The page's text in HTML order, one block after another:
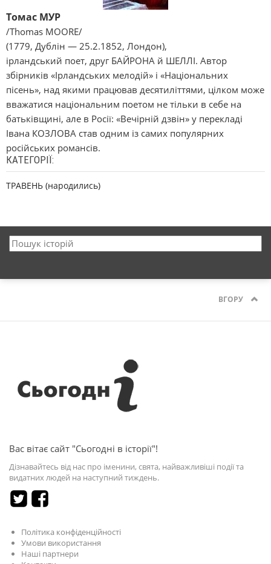
Томас МУР
/Thomas MOORE/
(1779, Дублін — 25.2.1852, Лондон),
ірландський поет, друг БАЙРОНА й ШЕЛЛІ. Автор
збірників «Ірландських мелодій» і «Національних
пісень», над якими працював десятиліттями, цілком може
вважатися національним поетом не тільки в себе на
батьківщині, але в Росії: «Вечірній дзвін» у перекладі
Івана КОЗЛОВА став одним із самих популярних
російських романсів.
КАТЕГОРІЇ:
ТРАВЕНЬ (народились)
ВГОРУ
Вас вітає сайт "Сьогодні в історії"!
Дізнавайтесь від нас про іменини, свята, найважливіші події та
видатних людей на наступний тиждень.
Політика конфіденційності
Умови використання
Наші партнери